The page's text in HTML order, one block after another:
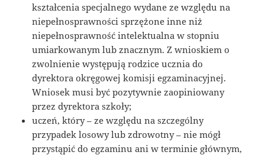
kształcenia specjalnego wydane ze względu na
niepełnosprawności sprzężone inne niż
niepełnosprawność intelektualna w stopniu
umiarkowanym lub znacznym. Z wnioskiem o
zwolnienie występują rodzice ucznia do
dyrektora okręgowej komisji egzaminacyjnej.
Wniosek musi być pozytywnie zaopiniowany
przez dyrektora szkoły;
uczeń, który – ze względu na szczególny
przypadek losowy lub zdrowotny – nie mógł
przystąpić do egzaminu ani w terminie głównym,